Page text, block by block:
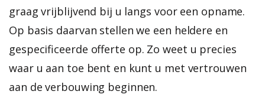
graag vrijblijvend bij u langs voor een opname.
Op basis daarvan stellen we een heldere en
gespecificeerde offerte op. Zo weet u precies
waar u aan toe bent en kunt u met vertrouwen
aan de verbouwing beginnen.